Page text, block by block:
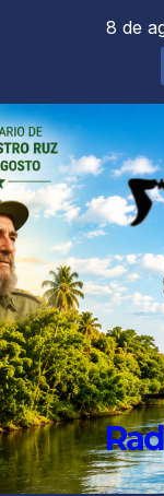
8 de